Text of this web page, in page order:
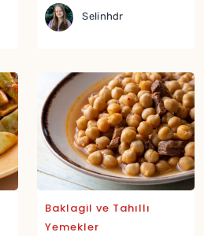
Selinhdr
Baklagil ve Tahıllı
Yemekler